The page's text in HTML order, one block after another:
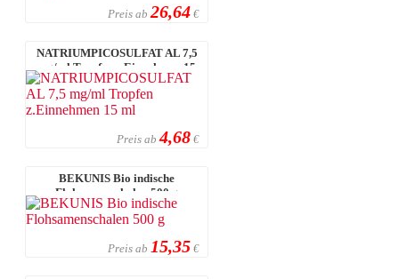
Preis ab 26,64 €
NATRIUMPICOSULFAT AL 7,5
mg/ml Tropfen z.Einnehmen 15
ml
Preis ab 4,68 €
BEKUNIS Bio indische
Flohsamenschalen 500 g
Preis ab 15,35 €